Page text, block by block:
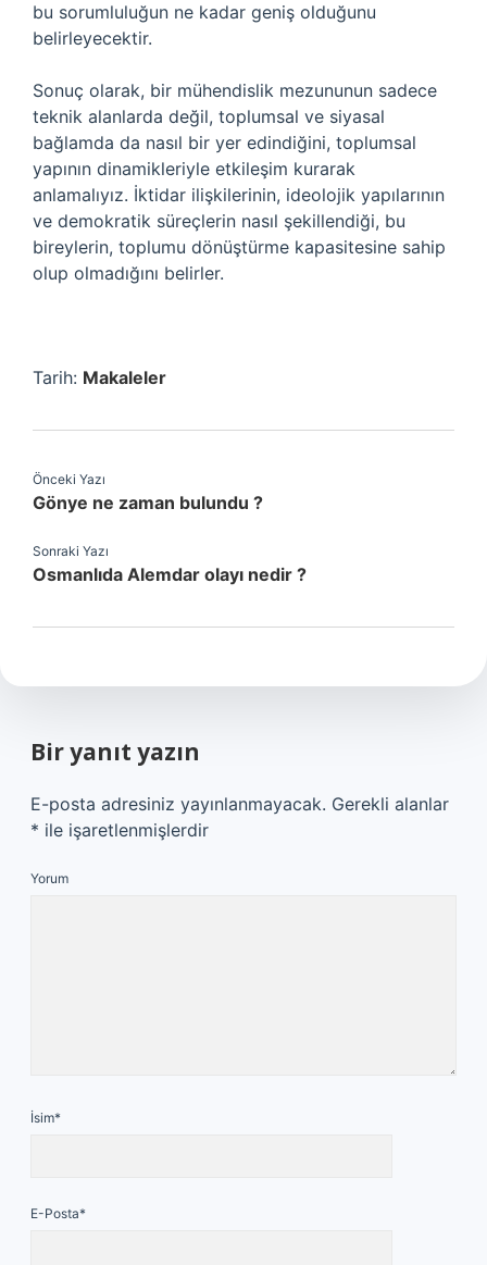
bu sorumluluğun ne kadar geniş olduğunu
belirleyecektir.
Sonuç olarak, bir mühendislik mezununun sadece
teknik alanlarda değil, toplumsal ve siyasal
bağlamda da nasıl bir yer edindiğini, toplumsal
yapının dinamikleriyle etkileşim kurarak
anlamalıyız. İktidar ilişkilerinin, ideolojik yapılarının
ve demokratik süreçlerin nasıl şekillendiği, bu
bireylerin, toplumu dönüştürme kapasitesine sahip
olup olmadığını belirler.
Tarih: Makaleler
Önceki Yazı
Gönye ne zaman bulundu ?
Sonraki Yazı
Osmanlıda Alemdar olayı nedir ?
Bir yanıt yazın
E-posta adresiniz yayınlanmayacak. Gerekli alanlar
* ile işaretlenmişlerdir
Yorum
İsim*
E-Posta*